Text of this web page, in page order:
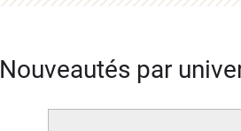
Nouveautés par